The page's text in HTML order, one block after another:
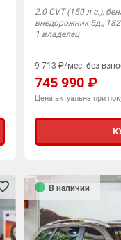
2.0 CVT (150 л.с.),
внедорожник 5д.,
1 владелец
9 713 ₽/мес. без
745 990 ₽
Цена актуальна при
В наличии